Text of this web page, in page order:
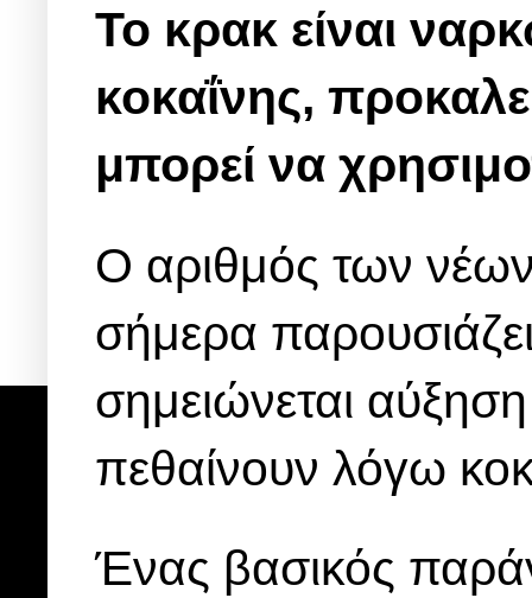
Το κρακ είναι
κοκαΐνης,
μπορεί να
Ο αριθμός των
σήμερα
σημειώνεται
πεθαίνουν λόγω
Ένας βασικός